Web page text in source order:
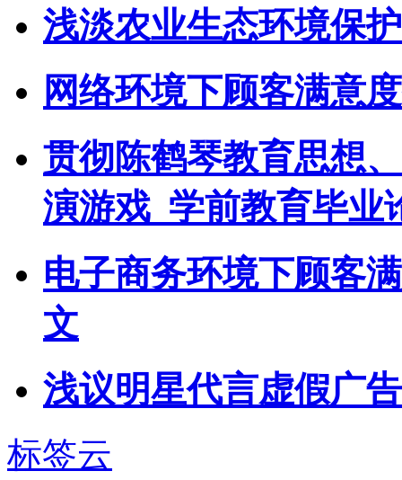
浅淡农业生态环境保
网络环境下顾客满意
贯彻陈鹤琴教育思想
演游戏_学前教育毕业
电子商务环境下顾客
文
浅议明星代言虚假广
标签云